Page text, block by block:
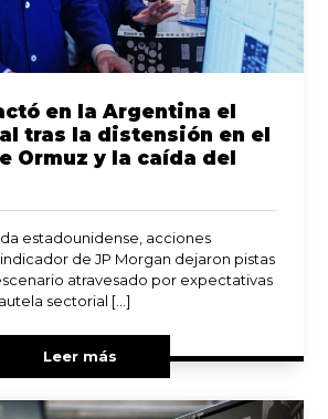
en la Argentina el
tras la distensión en el
Ormuz y la caída del
estadounidense, acciones
de JP Morgan dejaron pistas
atravesado por expectativas
sectorial […]
Leer más